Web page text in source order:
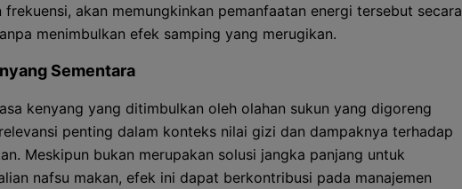
frekuensi, akan memungkinkan pemanfaatan energi tersebut secara
menimbulkan efek samping yang merugikan.
Sementara
kenyang yang ditimbulkan oleh olahan sukun yang digoreng
penting dalam konteks nilai gizi dan dampaknya terhadap
Meskipun bukan merupakan solusi jangka panjang untuk
nafsu makan, efek ini dapat berkontribusi pada manajemen